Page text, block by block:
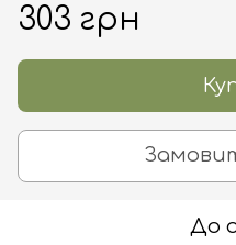
303 грн
До